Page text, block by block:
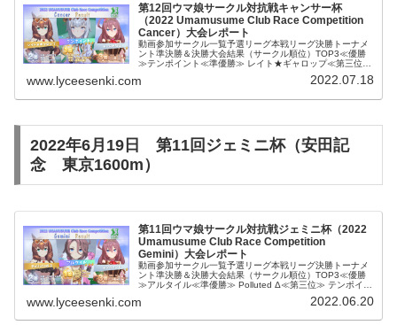
第12回ウマ娘サークル対抗戦キャンサー杯
（2022 Umamusume Club Race Competition
Cancer）大会レポート
動画参加サークル一覧予選リーグ本戦リーグ決勝トーナメ
ント準決勝＆決勝大会結果（サークル順位）TOP3≪優勝
≫テンポイント≪準優勝≫ レイト★ギャロップ≪第三位≫
っ！アークナイツΣお猿村...
www.lyceesenki.com 2022.07.18
2022年6月19日 第11回ジェミニ杯（安田記
念 東京1600m）
第11回ウマ娘サークル対抗戦ジェミニ杯（2022
Umamusume Club Race Competition
Gemini）大会レポート
動画参加サークル一覧予選リーグ本戦リーグ決勝トーナメ
ント準決勝＆決勝大会結果（サークル順位）TOP3≪優勝
≫アルタイル≪準優勝≫ Polluted Δ≪第三位≫ テンポイン
www.lyceesenki.com 2022.06.20